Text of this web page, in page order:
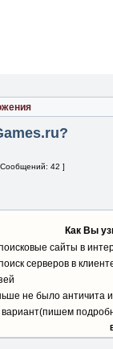
42 ]
Как Вы
сайты в
серверов в
не было античита
вариант(пишем